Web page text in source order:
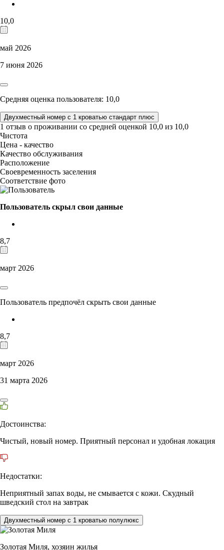
10,0
май 2026
7 июня 2026
Средняя оценка пользователя: 10,0
Двухместный номер с 1 кроватью стандарт плюс
1 отзыв о проживании со средней оценкой 10,0 из 10,0
Чистота
Цена - качество
Качество обслуживания
Расположение
Своевременность заселения
Соответствие фото
Пользователь скрыл свои данные
8,7
март 2026
Пользователь предпочёл скрыть свои данные
8,7
март 2026
31 марта 2026
Достоинства:
Чистый, новый номер. Приятный персонал и удобная локация
Недостатки:
Неприятный запах воды, не смывается с кожи. Скудный
шведский стол на завтрак
Двухместный номер с 1 кроватью полулюкс
Золотая Миля, хозяин жилья